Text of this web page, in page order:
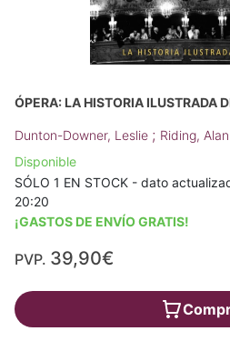
ÓPERA: LA HISTORIA ILUSTRADA
Dunton-Downer, Leslie ; Riding, Alan
Disponible
SÓLO 1 EN STOCK - dato
20:20
¡GASTOS DE ENVÍO GRATIS!
PVP. 39,90€